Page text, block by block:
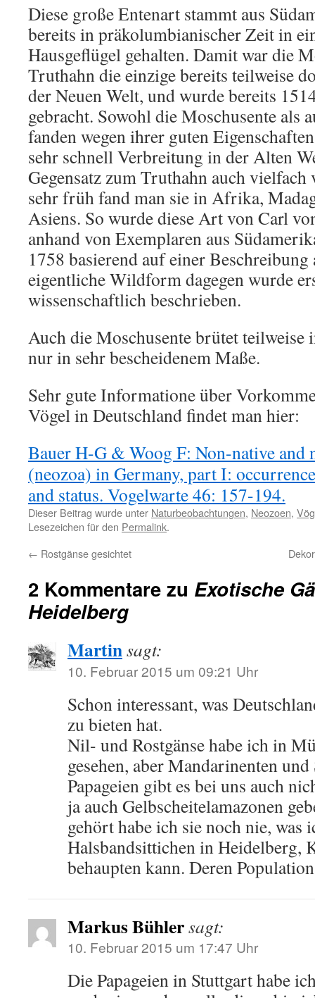
Diese große Entenart stammt aus
bereits in präkolumbianischer Zeit in
Hausgeflügel gehalten. Damit war die
Truthahn die einzige bereits teilweise
der Neuen Welt, und wurde bereits
gebracht. Sowohl die Moschusente als
fanden wegen ihrer guten
sehr schnell Verbreitung in der Alten
Gegensatz zum Truthahn auch
sehr früh fand man sie in Afrika,
Asiens. So wurde diese Art von Carl
anhand von Exemplaren aus
1758 basierend auf einer
eigentliche Wildform dagegen wurde
wissenschaftlich beschrieben.
Auch die Moschusente brütet teilweise
nur in sehr bescheidenem Maße.
Sehr gute Informatione über
Vögel in Deutschland findet man hier:
Bauer H-G & Woog F: Non-native and
(neozoa) in Germany, part I:
and status. Vogelwarte 46: 157-194.
Dieser Beitrag wurde unter Naturbeobachtungen, Neozoen,
Lesezeichen für den Permalink.
← Rostgänse gesichtet
2 Kommentare zu Exotische
Heidelberg
Martinsagt:
10. Februar 2015 um 09:21 Uhr
Schon interessant, was
zu bieten hat.
Nil- und Rostgänse habe ich in
gesehen, aber Mandarinenten
Papageien gibt es bei uns auch
ja auch Gelbscheitelamazonen
gehört habe ich sie noch nie, was
Halsbandsittichen in Heidelberg,
behaupten kann. Deren
Markus Bühlersagt:
10. Februar 2015 um 17:47 Uhr
Die Papageien in Stuttgart habe